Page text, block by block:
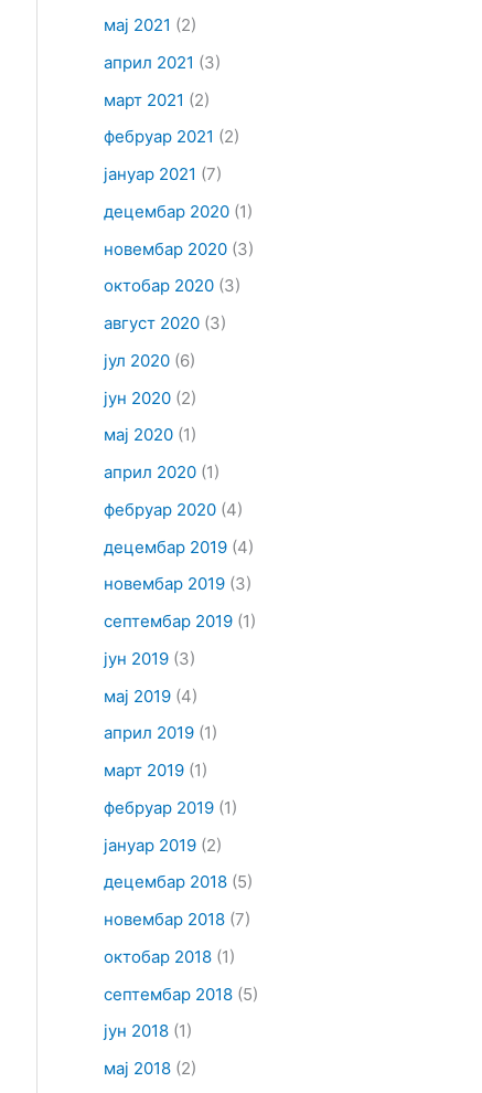
мај 2021 (2)
април 2021 (3)
март 2021 (2)
фебруар 2021 (2)
јануар 2021 (7)
децембар 2020(1)
новембар 2020(3)
октобар 2020(3)
август 2020(3)
јул 2020(6)
јун 2020(2)
мај 2020(1)
април 2020(1)
фебруар 2020(4)
децембар 2019(4)
новембар 2019(3)
септембар 2019(1)
јун 2019(3)
мај 2019(4)
април 2019(1)
март 2019(1)
фебруар 2019(1)
јануар 2019(2)
децембар 2018(5)
новембар 2018(7)
октобар 2018(1)
септембар 2018(5)
јун 2018(1)
мај 2018(2)